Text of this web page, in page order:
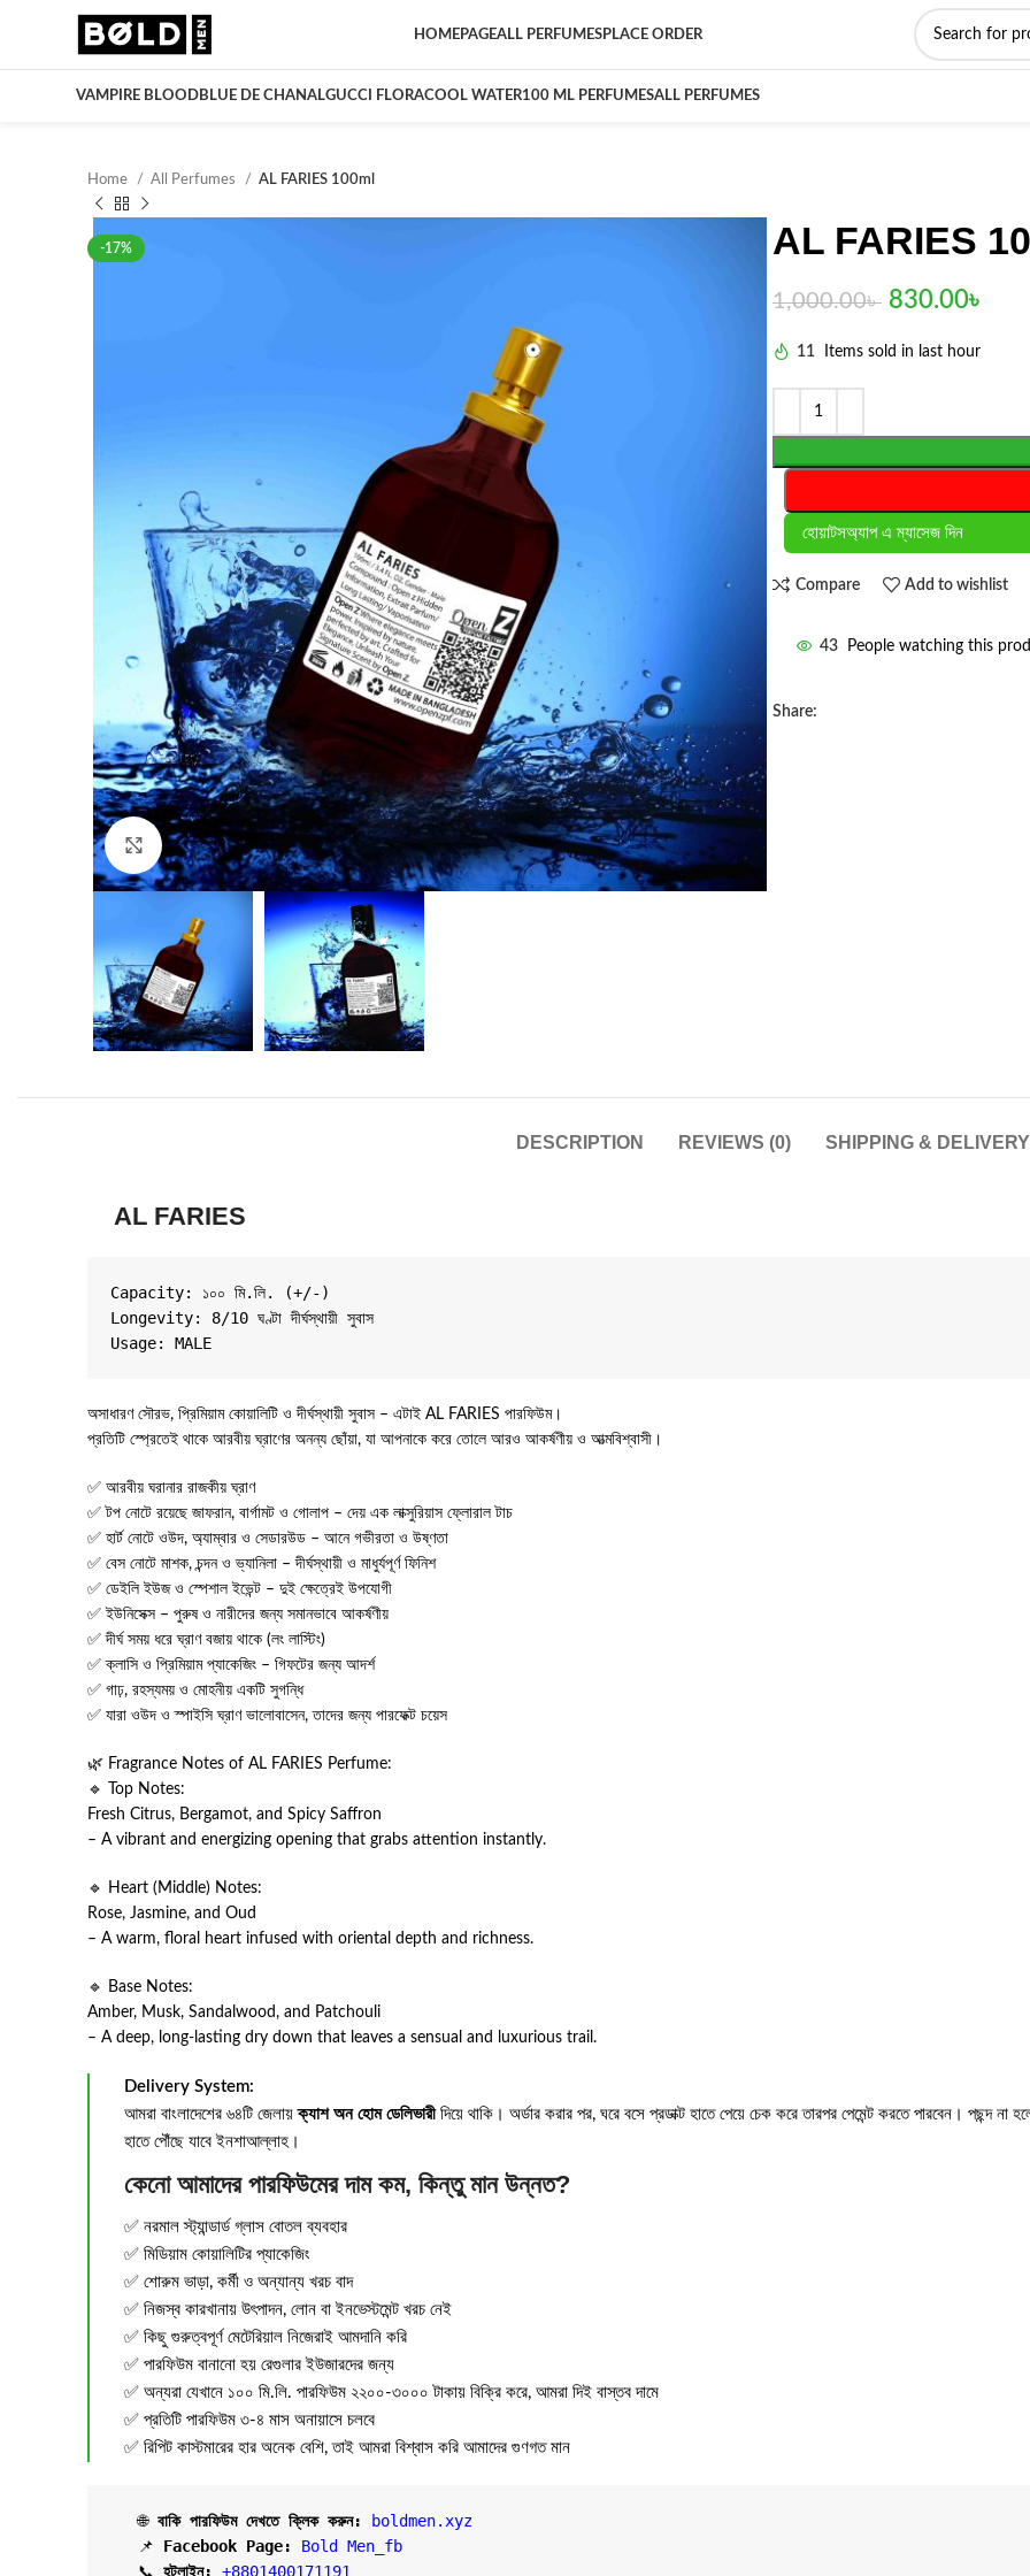
HOMEPAGEALL PERFUMESPLACE ORDER
VAMPIRE BLOODBLUE DE CHANALGUCCI FLORACOOL WATER100 ML PERFUMESALL PERFUMES
Home All Perfumes AL FARIES 100ml
-17%
Click to enlarge
AL FARIES
1,000.00৳ 830.00৳
11 Items sold in last hour
হোয়াটসঅ্যাপ এ ম্যাসেজ দিন
Compare Add to wishlist
43 People watching this
Share:
DESCRIPTION REVIEWS (0) SHIPPING & DELIVERY
AL FARIES
Capacity: ১০০ মি.লি. (+/-)
Longevity: 8/10 ঘণ্টা দীর্ঘস্থায়ী সুবাস
অসাধারণ সৌরভ, প্রিমিয়াম কোয়ালিটি ও দীর্ঘস্থায়ী সুবাস – এটাই AL FARIES পারফিউম।
প্রতিটি স্প্রেতেই থাকে আরবীয় ঘ্রাণের অনন্য ছোঁয়া, যা আপনাকে করে তোলে আরও আকর্ষণীয় ও আত্মবিশ্বাসী।
✅ আরবীয় ঘরানার রাজকীয় ঘ্রাণ
✅ টপ নোটে রয়েছে জাফরান, বার্গামট ও গোলাপ – দেয় এক লাক্সুরিয়াস ফ্লোরাল টাচ
✅ হার্ট নোটে ওউদ, অ্যাম্বার ও সেডারউড – আনে গভীরতা ও উষ্ণতা
✅ বেস নোটে মাশক, চন্দন ও ভ্যানিলা – দীর্ঘস্থায়ী ও মাধুর্যপূর্ণ ফিনিশ
✅ ডেইলি ইউজ ও স্পেশাল ইভেন্ট – দুই ক্ষেত্রেই উপযোগী
✅ ইউনিসেক্স – পুরুষ ও নারীদের জন্য সমানভাবে আকর্ষণীয়
✅ দীর্ঘ সময় ধরে ঘ্রাণ বজায় থাকে (লং লাস্টিং)
✅ ক্লাসি ও প্রিমিয়াম প্যাকেজিং – গিফটের জন্য আদর্শ
✅ গাঢ়, রহস্যময় ও মোহনীয় একটি সুগন্ধি
✅ যারা ওউদ ও স্পাইসি ঘ্রাণ ভালোবাসেন, তাদের জন্য পারফেক্ট চয়েস
🌿 Fragrance Notes of AL FARIES Perfume:
🔹 Top Notes:
Fresh Citrus, Bergamot, and Spicy Saffron
– A vibrant and energizing opening that grabs attention instantly.
🔹 Heart (Middle) Notes:
Rose, Jasmine, and Oud
– A warm, floral heart infused with oriental depth and richness.
🔹 Base Notes:
Amber, Musk, Sandalwood, and Patchouli
– A deep, long-lasting dry down that leaves a sensual and luxurious trail.
Delivery System:
আমরা বাংলাদেশের ৬৪টি জেলায়ক্যাশ অন হোম ডেলিভারীদিয়ে থাকি। অর্ডার করার পর, ঘরে বসে প্রডাক্ট হাতে পেয়ে চেক করে তারপর পেমেন্ট করতে পারবেন। পছন্দ না
হাতে পৌঁছে যাবে ইনশাআল্লাহ।
কেনো আমাদের পারফিউমের দাম কম, কিন্তু মান উন্নত?
✅ নরমাল স্ট্যান্ডার্ড গ্লাস বোতল ব্যবহার
✅ মিডিয়াম কোয়ালিটির প্যাকেজিং
✅ শোরুম ভাড়া, কর্মী ও অন্যান্য খরচ বাদ
✅ নিজস্ব কারখানায় উৎপাদন, লোন বা ইনভেস্টমেন্ট খরচ নেই
✅ কিছু গুরুত্বপূর্ণ মেটেরিয়াল নিজেরাই আমদানি করি
✅ পারফিউম বানানো হয় রেগুলার ইউজারদের জন্য
✅ অন্যরা যেখানে ১০০ মি.লি. পারফিউম ২২০০-৩০০০ টাকায় বিক্রি করে, আমরা দিই বাস্তব দামে
✅ প্রতিটি পারফিউম ৩-৪ মাস অনায়াসে চলবে
✅ রিপিট কাস্টমারের হার অনেক বেশি, তাই আমরা বিশ্বাস করি আমাদের গুণগত মান
   🌐
বাকি পারফিউম দেখতে ক্লিক করুন:
boldmen.xyz
   📌
Facebook Page:
Bold Men_fb
   📞
হটলাইন: +8801400171191